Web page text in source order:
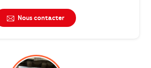
Nous contacter